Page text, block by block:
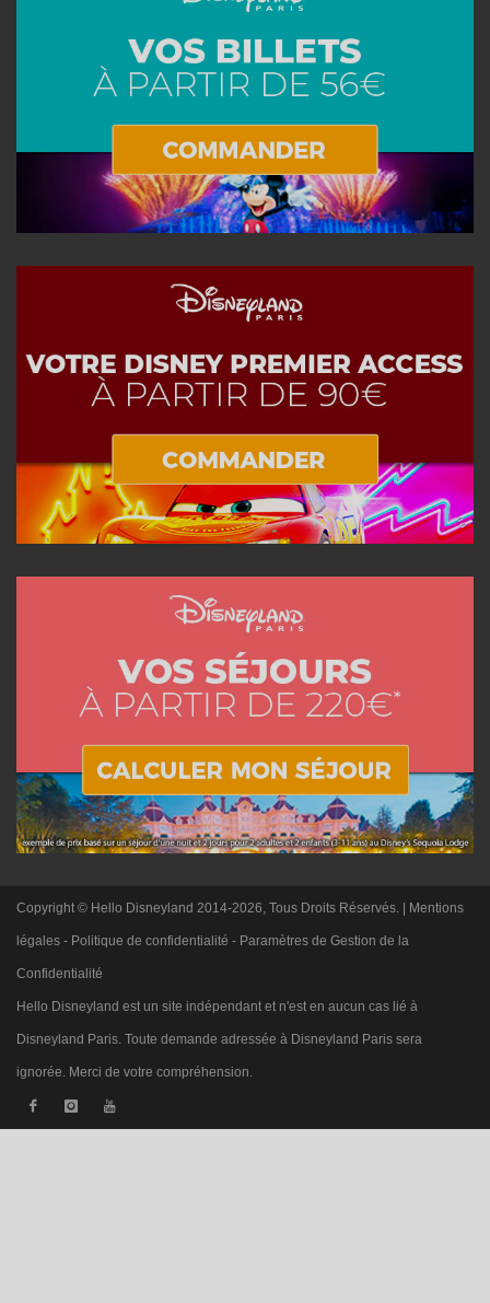
Copyright © Hello Disneyland 2014-2026, Tous Droits Réservés. | Mentions
légales - Politique de confidentialité - Paramètres de Gestion de la
Confidentialité
Hello Disneyland est un site indépendant et n'est en aucun cas lié à
Disneyland Paris. Toute demande adressée à Disneyland Paris sera
ignorée. Merci de votre compréhension.